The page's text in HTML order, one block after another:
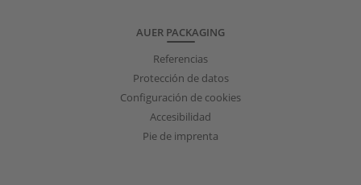
AUER PACKAGING
Referencias
Protección de datos
Configuración de cookies
Accesibilidad
Pie de imprenta